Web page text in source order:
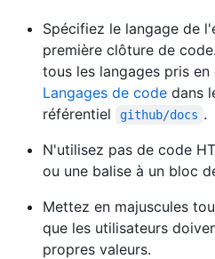
Spécifiez le langage de
première clôture de
tous les langages pris
Langages de code dans
référentiel
github/docs .
N'utilisez pas de code
ou une balise à un bloc
Mettez en majuscules
que les utilisateurs
propres valeurs.